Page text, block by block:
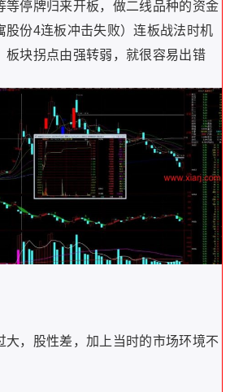
等停牌归来开板，做二线品种的资金
股份4连板冲击失败）连板战法时机
板块拐点由强转弱，就很容易出错
大，股性差，加上当时的市场环境不